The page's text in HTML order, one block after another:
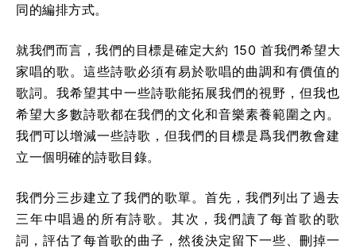
同的編排方式。
就我們而言，我們的目標是確定大約 150 首我們希望大
家唱的歌。這些詩歌必須有易於歌唱的曲調和有價值的
歌詞。我希望其中一些詩歌能拓展我們的視野，但我也
希望大多數詩歌都在我們的文化和音樂素養範圍之內。
我們可以增減一些詩歌，但我們的目標是爲我們教會建
立一個明確的詩歌目錄。
我們分三步建立了我們的歌單。首先，我們列出了過去
三年中唱過的所有詩歌。其次，我們讀了每首歌的歌
詞，評估了每首歌的曲子，然後決定留下一些、刪掉一